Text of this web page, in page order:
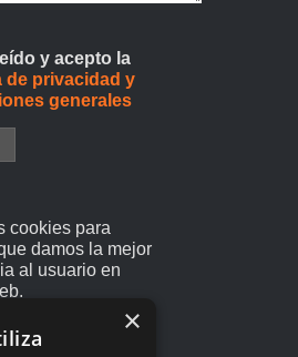
y acepto la
de privacidad y
generales
cookies para
damos la mejor
al usuario en
este sitio
que estás de
×